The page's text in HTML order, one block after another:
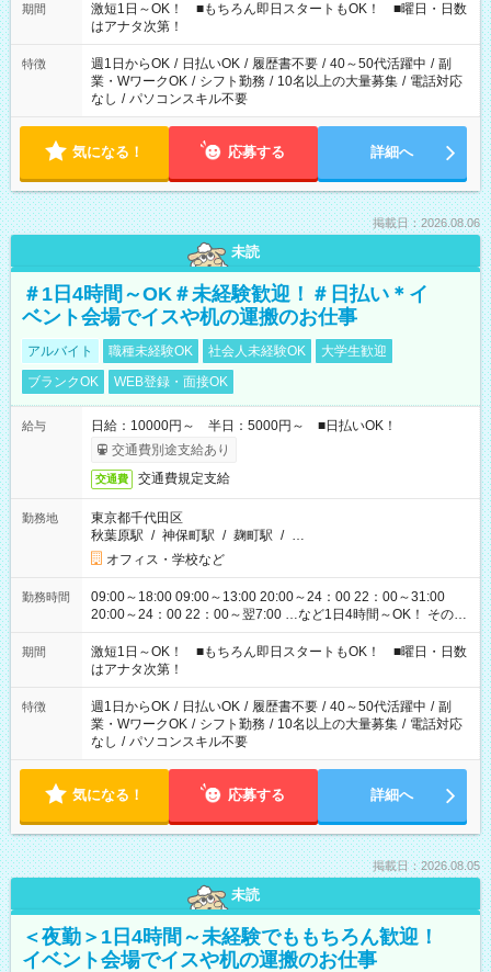
期間
激短1日～OK！ ■もちろん即日スタートもOK！ ■曜日・日数
はアナタ次第！
特徴 週1日からOK / 日払いOK / 履歴書不要 / 40～50代活躍中 / 副
業・WワークOK / シフト勤務 / 10名以上の大量募集 / 電話対応
なし / パソコンスキル不要
気になる！ 応募する 詳細へ
掲載日：2026.08.06
未読
＃1日4時間～OK＃未経験歓迎！＃日払い＊イ
ベント会場でイスや机の運搬のお仕事
アルバイト 職種未経験OK 社会人未経験OK
大学生歓迎
ブランクOK
WEB登録・面接OK
給与
日給：10000円～ 半日：5000円～ ■日払いOK！
交通費別途支給あり
交通費 交通費規定支給
勤務地
東京都千代田区
秋葉原駅 / 神保町駅 / 麹町駅 / …
オフィス・学校など
勤務時間
09:00～18:00 09:00～13:00 20:00～24：00 22：00～31:00
20:00～24：00 22：00～翌7:00 …など1日4時間～OK！ その他
シフトもございます！ お気軽にご相談ください！
期間
激短1日～OK！ ■もちろん即日スタートもOK！ ■曜日・日数
はアナタ次第！
特徴 週1日からOK / 日払いOK / 履歴書不要 / 40～50代活躍中 / 副
業・WワークOK / シフト勤務 / 10名以上の大量募集 / 電話対応
なし / パソコンスキル不要
気になる！ 応募する 詳細へ
掲載日：2026.08.05
未読
＜夜勤＞1日4時間～未経験でももちろん歓迎！
イベント会場でイスや机の運搬のお仕事